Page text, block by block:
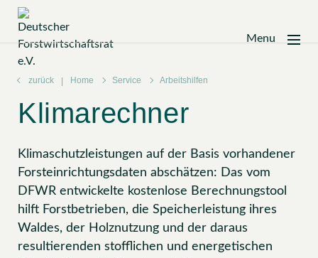
Zum
Inhalt
springen
Menu
zurück Home Service Arbeitshilfen
Klimarechner
Klimaschutzleistungen auf der Basis vorhandener
Forsteinrichtungsdaten abschätzen: Das vom
DFWR entwickelte kostenlose Berechnungstool
hilft Forstbetrieben, die Speicherleistung ihres
Waldes, der Holznutzung und der daraus
resultierenden stofflichen und energetischen